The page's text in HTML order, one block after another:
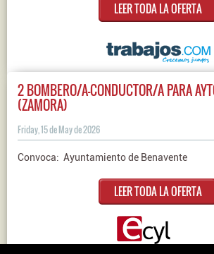
LEER TODA LA OFERTA
2 BOMBERO/A-CONDUCTOR/A PARA
(ZAMORA)
Friday, 15 de May de 2026
Convoca: Ayuntamiento de Benavente
LEER TODA LA OFERTA